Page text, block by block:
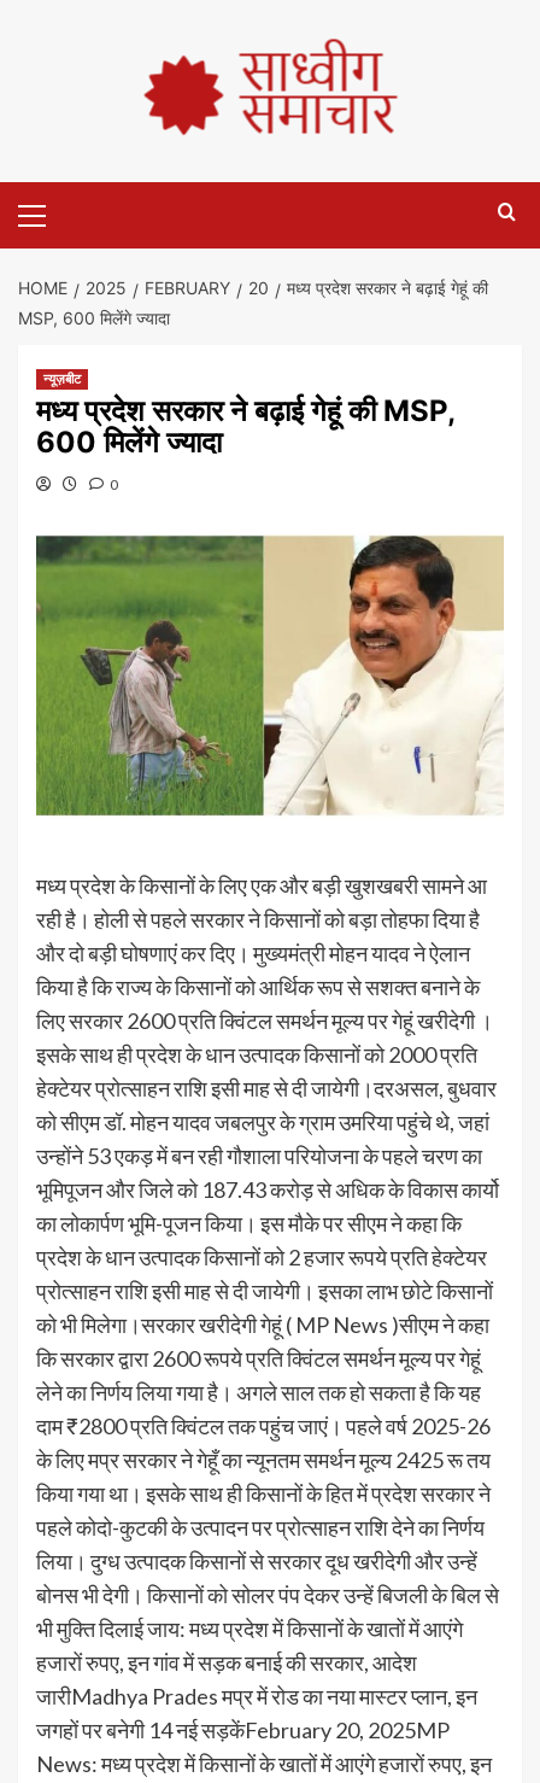
HOME 2025 FEBRUARY 20
मध्य प्रदेश सरकार ने बढ़ाई गेहूं की
MSP, 600 मिलेंगे ज्यादा
न्यूज़बीट
मध्य प्रदेश सरकार ने बढ़ाई गेहूं की MSP,
600 मिलेंगे ज्यादा
0
मध्य प्रदेश के किसानों के लिए एक और बड़ी खुशखबरी सामने आ
रही है। होली से पहले सरकार ने किसानों को बड़ा तोहफा दिया है
और दो बड़ी घोषणाएं कर दिए। मुख्यमंत्री मोहन यादव ने ऐलान
किया है कि राज्य के किसानों को आर्थिक रूप से सशक्त बनाने के
लिए सरकार 2600 प्रति क्विंटल समर्थन मूल्‍य पर गेहूं खरीदेगी ।
इसके साथ ही प्रदेश के धान उत्‍पादक किसानों को 2000 प्रति
हेक्‍टेयर प्रोत्‍साहन राशि इसी माह से दी जायेगी।दरअसल, बुधवार
को सीएम डॉ. मोहन यादव जबलपुर के ग्राम उमरिया पहुंचे थे, जहां
उन्होंने 53 एकड़ में बन रही गौशाला परियोजना के पहले चरण का
भूमिपूजन और जिले को 187.43 करोड़ से अधिक के विकास कार्यो
का लोकार्पण भूमि-पूजन किया। इस मौके पर सीएम ने कहा कि
प्रदेश के धान उत्‍पादक किसानों को 2 हजार रूपये प्रति हेक्‍टेयर
प्रोत्‍साहन राशि इसी माह से दी जायेगी। इसका लाभ छोटे किसानों
को भी मिलेगा।सरकार खरीदेगी गेहूं ( MP News )सीएम ने कहा
कि सरकार द्वारा 2600 रूपये प्रति क्विंटल समर्थन मूल्‍य पर गेहूं
लेने का निर्णय लि‍या गया है। अगले साल तक हो सकता है कि यह
दाम ₹2800 प्रति क्विंटल तक पहुंच जाएं। पहले वर्ष 2025-26
के लिए मप्र सरकार ने गेहूँ का न्यूनतम समर्थन मूल्य 2425 रू तय
किया गया था। इसके साथ ही किसानों के हित में प्रदेश सरकार ने
पहले कोदो-कुटकी के उत्पादन पर प्रोत्साहन राशि देने का निर्णय
लिया। दुग्ध उत्पादक किसानों से सरकार दूध खरीदेगी और उन्हें
बोनस भी देगी। किसानों को सोलर पंप देकर उन्हें बिजली के बिल से
भी मुक्ति दिलाई जाय: मध्य प्रदेश में किसानों के खातों में आएंगे
हजारों रुपए, इन गांव में सड़क बनाई की सरकार, आदेश
जारीMadhya Prades मप्र में रोड का नया मास्टर प्लान, इन
जगहों पर बनेगी 14 नई सड़केंFebruary 20, 2025MP
News: मध्य प्रदेश में किसानों के खातों में आएंगे हजारों रुपए, इन